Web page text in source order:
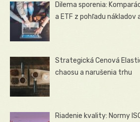
Dilema sporenia:
a ETF z pohľadu nákladov
Strategická Cenová
chaosu a narušenia trhu
Riadenie kvality: Normy